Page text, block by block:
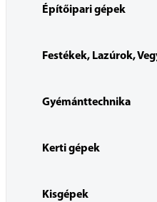
Építőipari gépek
Festékek, Lazúrok,
Gyémánttechnika
Kerti gépek
Kisgépek